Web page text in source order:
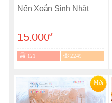
Nến Xoắn Sinh Nhật
15.000đ
121 2249
Mới